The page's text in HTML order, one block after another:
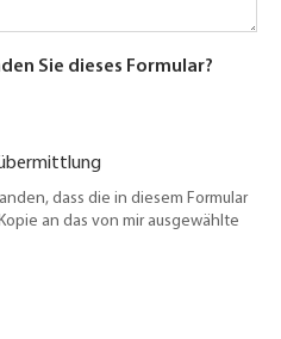
Sie dieses Formular?
dass die in diesem Formular
an das von mir ausgewählte